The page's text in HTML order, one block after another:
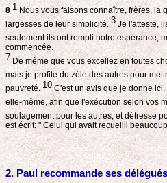
8 1 Nous vous faisons connaître, frères,
largesses de leur simplicité.3 Je l'atteste,
seulement ils ont rempli notre espérance,
commencée.
7 De même que vous excellez en toutes
mais je profite du zèle des autres pour
pauvreté. 10C'est un avis que je donne ici,
elle-même, afin que l'exécution selon vos
soulagement pour les autres, et détresse
est écrit: " Celui qui avait recueilli
2. Paul recommande ses délégués